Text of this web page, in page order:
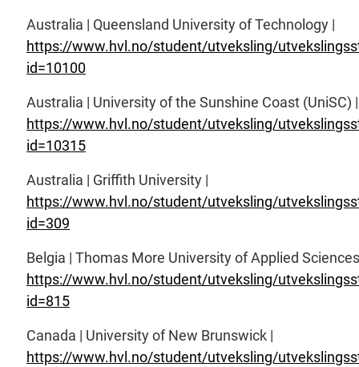
Australia | Queensland University of Technology |
https://www.hvl.no/student/utveksling/
id=10100
Australia | University of the Sunshine Coast (UniSC) |
https://www.hvl.no/student/utveksling/
id=10315
Australia | Griffith University |
https://www.hvl.no/student/utveksling/
id=309
Belgia | Thomas More University of Applied
https://www.hvl.no/student/utveksling/
id=815
Canada | University of New Brunswick |
https://www.hvl.no/student/utveksling/